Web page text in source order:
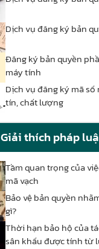
Dịch vụ đăng ký bản
Đăng ký bản quyền
máy tính
Dịch vụ đăng ký mã số
tín, chất lượng
Giải thích pháp
Tầm quan trọng của
mã vạch
Bảo vệ bản quyền
gì?
Thời hạn bảo hộ của
sân khấu được tính từ